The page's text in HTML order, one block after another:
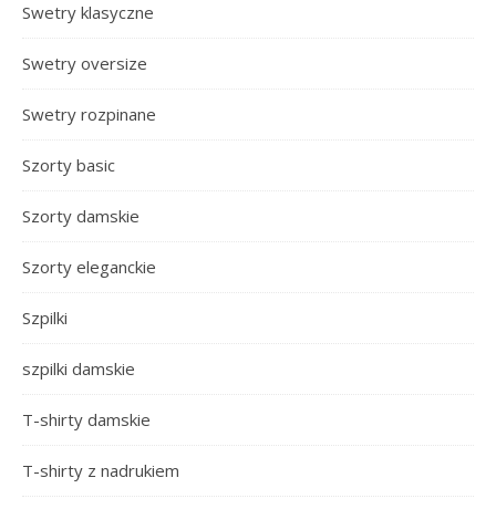
Swetry klasyczne
Swetry oversize
Swetry rozpinane
Szorty basic
Szorty damskie
Szorty eleganckie
Szpilki
szpilki damskie
T-shirty damskie
T-shirty z nadrukiem